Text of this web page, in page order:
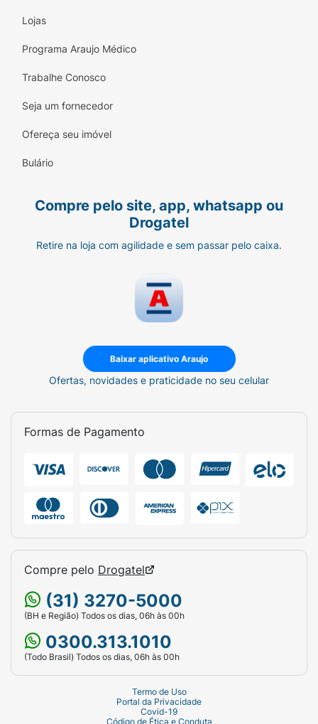
Lojas
Programa Araujo Médico
Trabalhe Conosco
Seja um fornecedor
Ofereça seu imóvel
Bulário
Compre pelo site, app, whatsapp ou
Drogatel
Retire na loja com agilidade e sem passar pelo caixa.
Baixar aplicativo Araujo
Ofertas, novidades e praticidade no seu celular
Formas de Pagamento
Compre pelo Drogatel
(31) 3270-5000
(BH e Região) Todos os dias, 06h às 00h
0300.313.1010
(Todo Brasil) Todos os dias, 06h às 00h
Termo de Uso
Portal da Privacidade
Covid-19
Código de Ética e Conduta